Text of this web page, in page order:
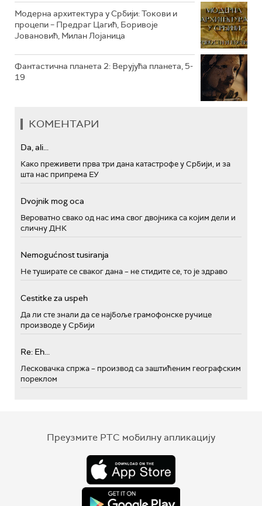
Модерна архитектура у Србији: Токови и
процепи – Предраг Цагић, Боривоје
Јовановић, Милан Лојаница
Фантастична планета 2: Верујућа планета, 5-
19
КОМЕНТАРИ
Da, ali...
Како преживети прва три дана катастрофе у Србији, и за
шта нас припрема ЕУ
Dvojnik mog oca
Вероватно свако од нас има свог двојника са којим дели и
сличну ДНК
Nemogućnost tusiranja
Не туширате се сваког дана – не стидите се, то је здраво
Cestitke za uspeh
Да ли сте знали да се најбоље грамофонске ручице
производе у Србији
Re: Eh...
Лесковачка спржа – производ са заштићеним географским
пореклом
Преузмите РТС мобилну апликацију